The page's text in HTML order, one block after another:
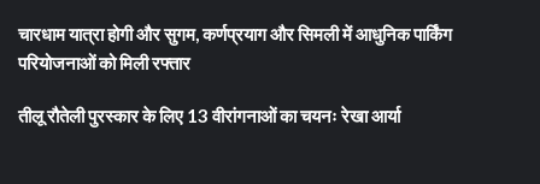
चारधाम यात्रा होगी और सुगम, कर्णप्रयाग और सिमली में आधुनिक पार्किंग
परियोजनाओं को मिली रफ्तार
तीलू रौतेली पुरस्कार के लिए 13 वीरांगनाओं का चयनः रेखा आर्या